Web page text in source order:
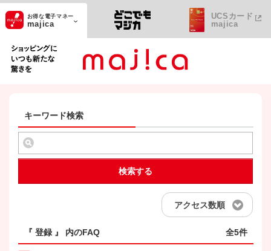
ショッピングにいつも新たな驚きを
お得な電子マネー
majica
UCSカード
majica
キーワード検索
検索する
アクセス数順
『 登録 』 内のFAQ 全5件